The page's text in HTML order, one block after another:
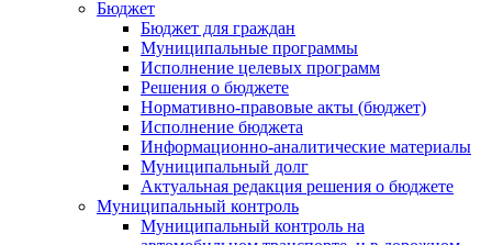
Бюджет
Бюджет для граждан
Муниципальные программы
Исполнение целевых программ
Решения о бюджете
Нормативно-правовые акты (бюджет)
Исполнение бюджета
Информационно-аналитические материалы
Муниципальный долг
Актуальная редакция решения о бюджете
Муниципальный контроль
Муниципальный контроль на